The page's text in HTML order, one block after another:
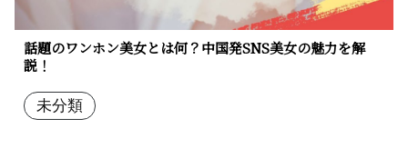
話題のワンホン美女とは何？中国発SNS美女の魅力を解
説！
未分類